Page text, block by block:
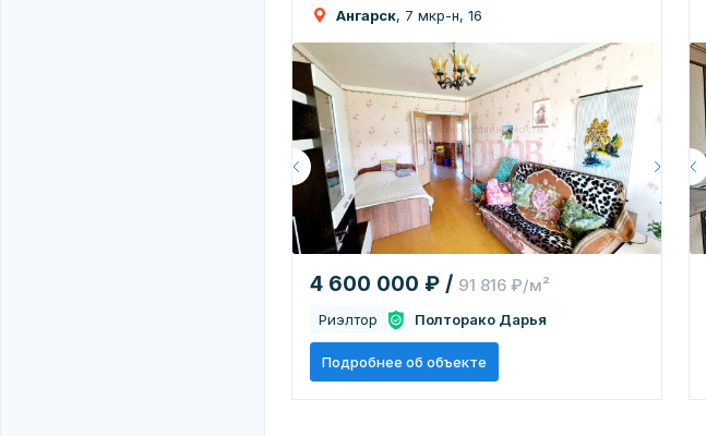
Ангарск, 7 мкр-н, 16
4 600 000 ₽ / 91 816 ₽/м²
Риэлтор Полторако Дарья
Подробнее об объекте